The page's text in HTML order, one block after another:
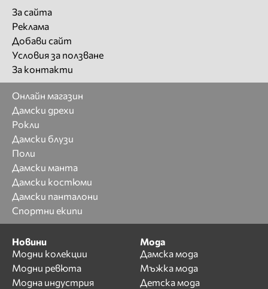
За сайта
Реклама
Добави сайт
Условия за ползване
За контакти
Онлайн магазин
Дамски дрехи
Рокли
Дамски блузи
Поли
Дамски манта
Дамски костюми
Дамски панталони
Спортни екипи
Новини
Модни колекции
Модни ревюта
Модна индустрия
Мода
Дамска мода
Мъжка мода
Детска мода